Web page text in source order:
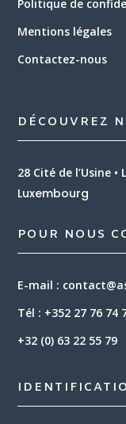
Politique de
Mentions légales
Contactez-nous
DÉCOUVREZ
28 Cité de l’Usine
Luxembourg
POUR NOUS
E-mail :
Tél : +352 27 76 74
+32 (0) 63 22 55 79